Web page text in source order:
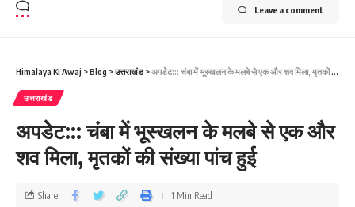
Leave a comment
Himalaya Ki Awaj >Blog >उत्तराखंड>अपडेेट::: चंबा में भूस्‍खलन के मलबे से एक और शव मिला, मृतकों की संख्‍या पांच हुई
उत्तराखंड
अपडेेट::: चंबा में भूस्‍खलन के मलबे से एक और
शव मिला, मृतकों की संख्‍या पांच हुई
Share 1 Min Read